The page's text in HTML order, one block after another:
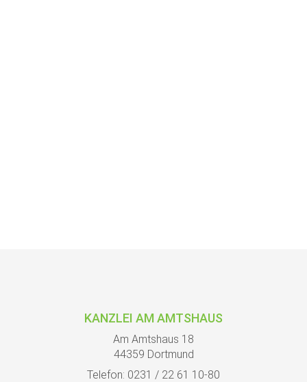
KANZLEI AM AMTSHAUS
Am Amtshaus 18
44359 Dortmund
Telefon: 0231 / 22 61 10-80